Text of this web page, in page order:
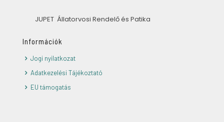
JUPET Állatorvosi Rendelő és Patika
Információk
Jogi nyilatkozat
Adatkezelési Tájékoztató
EU támogatás